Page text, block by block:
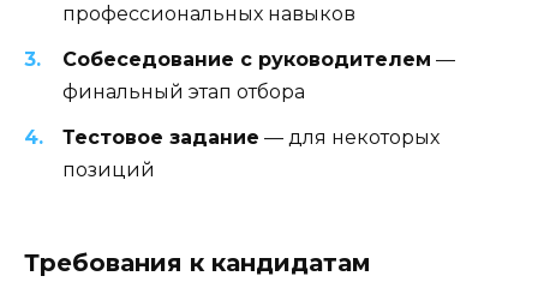
профессиональных навыков
Собеседование с руководителем —
финальный этап отбора
Тестовое задание — для некоторых
позиций
Требования к кандидатам